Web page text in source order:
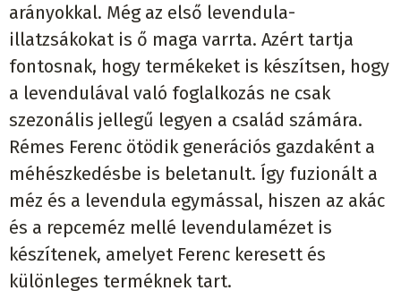
arányokkal. Még az első levendula-
illatzsákokat is ő maga varrta. Azért tartja
fontosnak, hogy termékeket is készítsen, hogy
a levendulával való foglalkozás ne csak
szezonális jellegű legyen a család számára.
Rémes Ferenc ötödik generációs gazdaként a
méhészkedésbe is beletanult. Így fuzionált a
méz és a levendula egymással, hiszen az akác
és a repceméz mellé levendulamézet is
készítenek, amelyet Ferenc keresett és
különleges terméknek tart.